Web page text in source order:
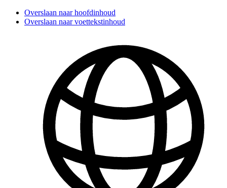
Overslaan naar hoofdinhoud
Overslaan naar voettekstinhoud